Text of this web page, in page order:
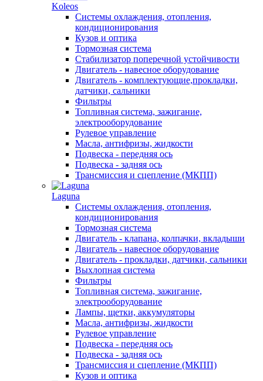
Koleos
Системы охлаждения, отопления,
кондиционирования
Кузов и оптика
Тормозная система
Стабилизатор поперечной устойчивости
Двигатель - навесное оборудование
Двигатель - комплектующие,прокладки,
датчики, сальники
Фильтры
Топливная система, зажигание,
электрооборудование
Рулевое управление
Масла, антифризы, жидкости
Подвеска - передняя ось
Подвеска - задняя ось
Трансмиссия и сцепление (МКПП)
Laguna
Системы охлаждения, отопления,
кондиционирования
Тормозная система
Двигатель - клапана, колпачки, вкладыши
Двигатель - навесное оборудование
Двигатель - прокладки, датчики, сальники
Выхлопная система
Фильтры
Топливная система, зажигание,
электрооборудование
Лампы, щетки, аккумуляторы
Масла, антифризы, жидкости
Рулевое управление
Подвеска - передняя ось
Подвеска - задняя ось
Трансмиссия и сцепление (МКПП)
Кузов и оптика